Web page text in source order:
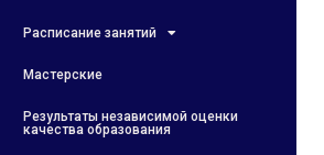
Расписание занятий
Мастерские
Результаты независимой оценки
качества образования